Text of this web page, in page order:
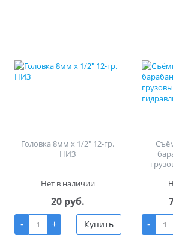
Головка 8мм х 1/2" 12-гр.
НИЗ
Нет в наличии
20 руб.
-
+ Купить
-